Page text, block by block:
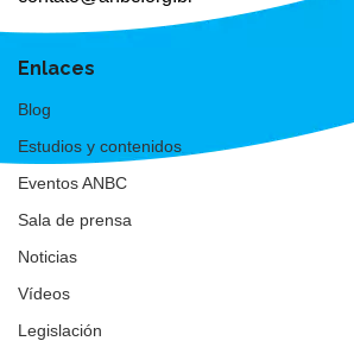
Enlaces
Blog
Estudios y contenidos
Eventos ANBC
Sala de prensa
Noticias
Vídeos
Legislación